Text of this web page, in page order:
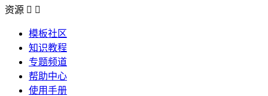
资源  
模板社区
知识教程
专题频道
帮助中心
使用手册